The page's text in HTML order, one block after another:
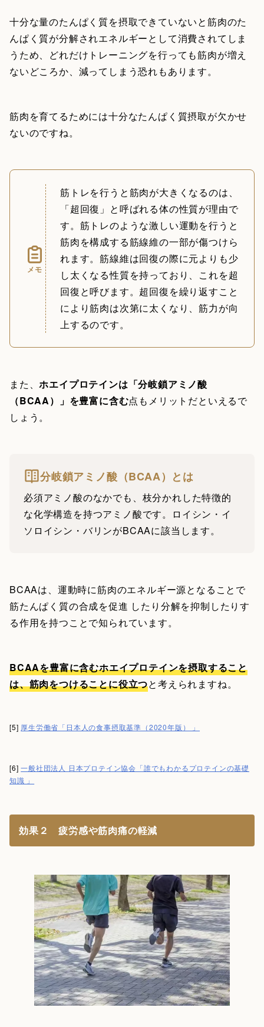
十分な量のたんぱく質を摂取できていないと筋肉のた
んぱく質が分解されエネルギーとして消費されてしま
うため、どれだけトレーニングを行っても筋肉が増え
ないどころか、減ってしまう恐れもあります。
筋肉を育てるためには十分なたんぱく質摂取が欠かせ
ないのですね。
メモ
筋トレを行うと筋肉が大きくなるのは、
「超回復」と呼ばれる体の性質が理由で
す。筋トレのような激しい運動を行うと
筋肉を構成する筋線維の一部が傷つけら
れます。筋線維は回復の際に元よりも少
し太くなる性質を持っており、これを超
回復と呼びます。超回復を繰り返すこと
により筋肉は次第に太くなり、筋力が向
上するのです。
また、ホエイプロテインは「分岐鎖アミノ酸
（BCAA）」を豊富に含む点もメリットだといえるで
しょう。
分岐鎖アミノ酸（BCAA）とは
必須アミノ酸のなかでも、枝分かれした特徴的
な化学構造を持つアミノ酸です。ロイシン・イ
ソロイシン・バリンがBCAAに該当します。
BCAAは、運動時に筋肉のエネルギー源となることで
筋たんぱく質の合成を促進 したり分解を抑制したりす
る作用を持つことで知られています。
BCAAを豊富に含むホエイプロテインを摂取すること
は、筋肉をつけることに役立つと考えられますね。
[5] 厚生労働省「日本人の食事摂取基準（2020年版） 」
[6]一般社団法人 日本プロテイン協会「誰でもわかるプロテインの基礎
知識 」
効果２ 疲労感や筋肉痛の軽減